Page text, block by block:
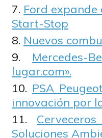
Ford expande
Start-Stop
Nuevos
lugar.com».
PSA
innovación por
Soluciones